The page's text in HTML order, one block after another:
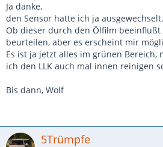
Ja danke,
den Sensor hatte ich ja ausgewechselt.
Ob dieser durch den Ölfilm
beurteilen, aber es erscheint mir
Es ist ja jetzt alles im grünen
ich den LLK auch mal innen reinigen
Bis dann, Wolf
5Trümpfe